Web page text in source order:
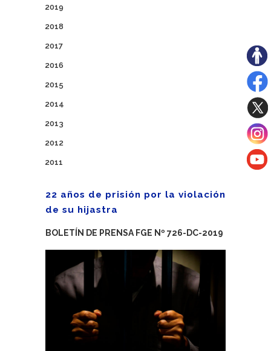
2019
2018
2017
2016
2015
2014
2013
2012
2011
22 años de prisión por la violación
de su hijastra
BOLETÍN DE PRENSA FGE Nº 726-DC-2019